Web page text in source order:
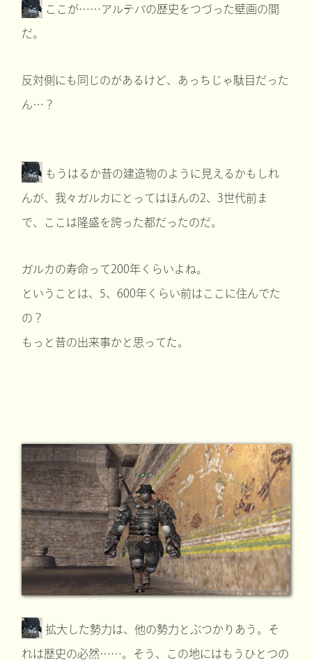
ここが……アルテパの歴史をつづった壁画の間
だ。
反対側にも同じのがあるけど、あっちじゃ駄目だった
ん…？
もうはるか昔の建造物のように見えるかもしれ
んが、我々ガルカにとってはほんの2、3世代前ま
で、ここは隆盛を誇った都だったのだ。
ガルカの寿命って200年くらいよね。
ということは、5、600年くらい前はここに住んでた
の？
もっと昔の出来事かと思ってた。
拡大した勢力は、他の勢力とぶつかりあう。そ
れは歴史の必然……。そう、この地にはもうひとつの